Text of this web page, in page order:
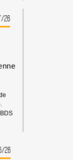
26
26